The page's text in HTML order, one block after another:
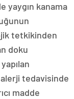
yaygın kanama
tetkikinden
doku
tedavisinde
madde